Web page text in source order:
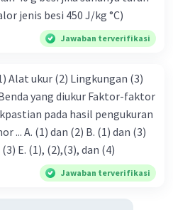
jenis besi 450 J/kg °C)
Jawaban terverifikasi
Alat ukur (2) Lingkungan (3)
yang diukur Faktor-faktor
pada hasil pengukuran
dan (3)
C. (1) dan (4) D. (1), (2), dan (3) E. (1), (2),(3), dan (4)
Jawaban terverifikasi